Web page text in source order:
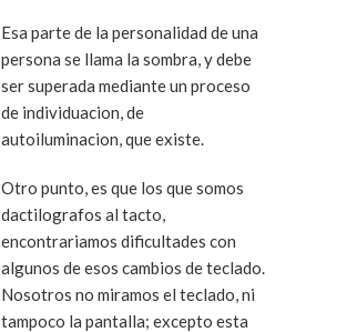
Esa parte de la personalidad de una
persona se llama la sombra, y debe
ser superada mediante un proceso
de individuacion, de
autoiluminacion, que existe.
Otro punto, es que los que somos
dactilografos al tacto,
encontrariamos dificultades con
algunos de esos cambios de teclado.
Nosotros no miramos el teclado, ni
tampoco la pantalla; excepto esta